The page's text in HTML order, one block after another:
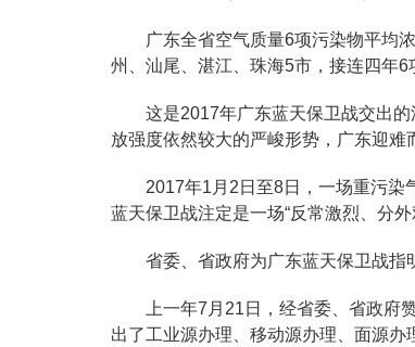
广东全省空气质量6项污染物平均
州、汕尾、湛江、珠海5市，接连四年6
这是2017年广东蓝天保卫战交出
放强度依然较大的严峻形势，广东迎难
2017年1月2日至8日，一场重污染
蓝天保卫战注定是一场“反常激烈、分外
省委、省政府为广东蓝天保卫战指
上一年7月21日，经省委、省政
出了工业源办理、移动源办理、面源